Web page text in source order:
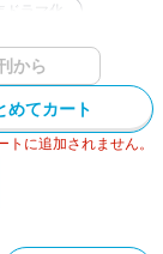
ラマ化
ク
から
めてカート
に追加されません。